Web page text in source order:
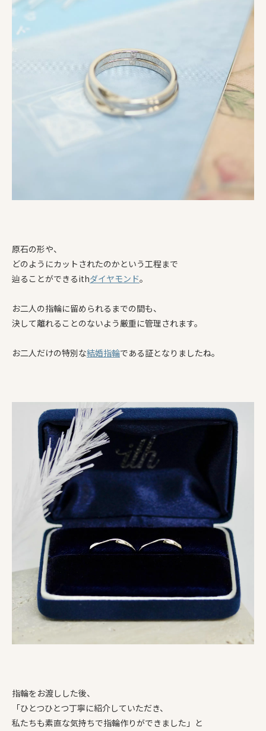
原石の形や、
どのようにカットされたのかという工程まで
辿ることができるithダイヤモンド。
お二人の指輪に留められるまでの間も、
決して離れることのないよう厳重に管理されます。
お二人だけの特別な結婚指輪である証となりましたね。
指輪をお渡しした後、
「ひとつひとつ丁寧に紹介していただき、
私たちも素直な気持ちで指輪作りができました」と